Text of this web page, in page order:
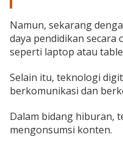
Namun, sekarang
daya pendidikan
seperti laptop atau
Selain itu, teknologi
berkomunikasi dan
Dalam bidang hiburan,
mengonsumsi konten.